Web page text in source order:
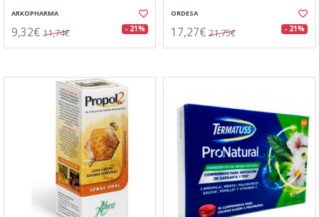
ARKOPHARMA
9,32€ 11,74€ - 21%
ORDESA
17,27€ 21,75€ - 21%